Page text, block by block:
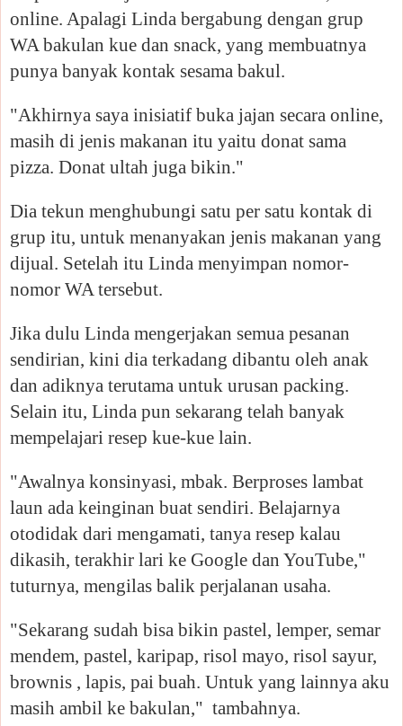
online. Apalagi Linda bergabung dengan grup
WA bakulan kue dan snack, yang membuatnya
punya banyak kontak sesama bakul.
"Akhirnya saya inisiatif buka jajan secara online,
masih di jenis makanan itu yaitu donat sama
pizza. Donat ultah juga bikin."
Dia tekun menghubungi satu per satu kontak di
grup itu, untuk menanyakan jenis makanan yang
dijual. Setelah itu Linda menyimpan nomor-
nomor WA tersebut.
Jika dulu Linda mengerjakan semua pesanan
sendirian, kini dia terkadang dibantu oleh anak
dan adiknya terutama untuk urusan packing.
Selain itu, Linda pun sekarang telah banyak
mempelajari resep kue-kue lain.
"Awalnya konsinyasi, mbak. Berproses lambat
laun ada keinginan buat sendiri. Belajarnya
otodidak dari mengamati, tanya resep kalau
dikasih, terakhir lari ke Google dan YouTube,"
tuturnya, mengilas balik perjalanan usaha.
"Sekarang sudah bisa bikin pastel, lemper, semar
mendem, pastel, karipap, risol mayo, risol sayur,
brownis , lapis, pai buah. Untuk yang lainnya aku
masih ambil ke bakulan," tambahnya.